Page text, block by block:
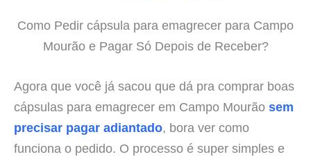
Como Pedir cápsula para emagrecer para Campo
Mourão e Pagar Só Depois de Receber?
Agora que você já sacou que dá pra comprar boas
cápsulas para emagrecer em Campo Mourão sem
precisar pagar adiantado, bora ver como
funciona o pedido. O processo é super simples e